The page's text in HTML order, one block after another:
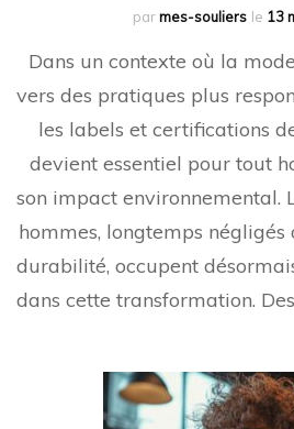
parmes-souliers le 13
Dans un contexte où la
vers des pratiques plus
les labels et certifications
devient essentiel pour tout
son impact environnemental.
hommes, longtemps
durabilité, occupent
dans cette transformation.